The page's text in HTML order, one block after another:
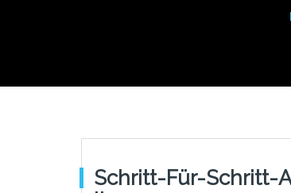
Schritt-Für-Schritt-